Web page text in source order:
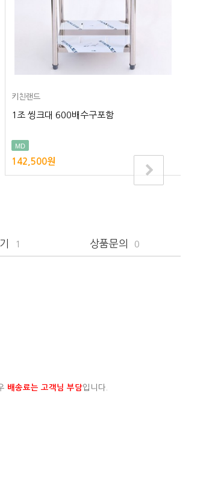
키친랜드
1조 씽크대 600배수구포함
MD
142,500원
1 상품문의 0
배송료는 고객님 부담입니다.